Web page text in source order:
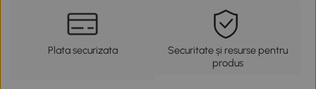
Plata securizata
Securitate și resurse pentru
produs